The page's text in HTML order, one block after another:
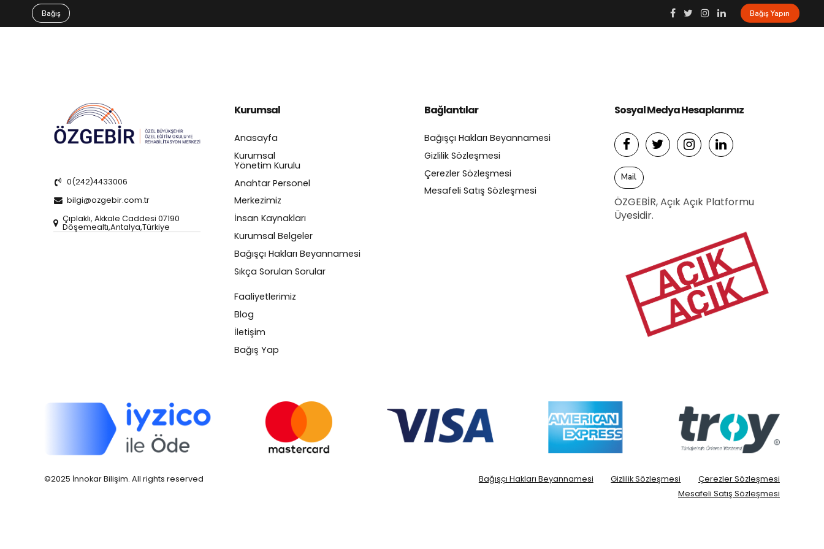
Bağış Bağış Yapın
We're sorry, your donation failed to process. Please try again or contact site support.
0(242)4433006
bilgi@ozgebir.com.tr
Çıplaklı, Akkale Caddesi 07190
Döşemealtı,Antalya,Türkiye
Kurumsal
Anasayfa
Kurumsal
Yönetim Kurulu
Anahtar Personel
Merkezimiz
İnsan Kaynakları
Kurumsal Belgeler
Bağışçı Hakları Beyannamesi
Sıkça Sorulan Sorular
Faaliyetlerimiz
Blog
İletişim
Bağış Yap
Bağlantılar
Bağışçı Hakları Beyannamesi
Gizlilik Sözleşmesi
Çerezler Sözleşmesi
Mesafeli Satış Sözleşmesi
Sosyal Medya Hesaplarımız
Mail
ÖZGEBİR, Açık Açık Platformu
Üyesidir.
©2025 İnnokar Bilişim. All rights reserved Bağışçı Hakları Beyannamesi Gizlilik Sözleşmesi
Çerezler Sözleşmesi
Mesafeli Satış Sözleşmesi